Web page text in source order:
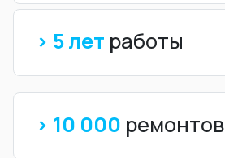
> 5 лет работы
> 10 000 ремонтов